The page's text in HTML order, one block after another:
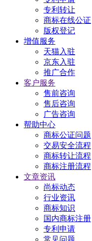
专利转让
商标在线公证
版权登记
增值服务
天猫入驻
京东入驻
推广合作
客户服务
售前咨询
售后咨询
广告咨询
帮助中心
商标公证问题
交易安全流程
商标转让流程
商标注册流程
文章资讯
尚标动态
行业资讯
商标知识
国内商标注册
专利申请
常见问题